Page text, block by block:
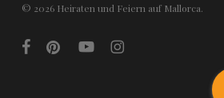
© 2026 Heiraten und Feiern auf Mallorca.
facebookpinterestyoutubeinstagram